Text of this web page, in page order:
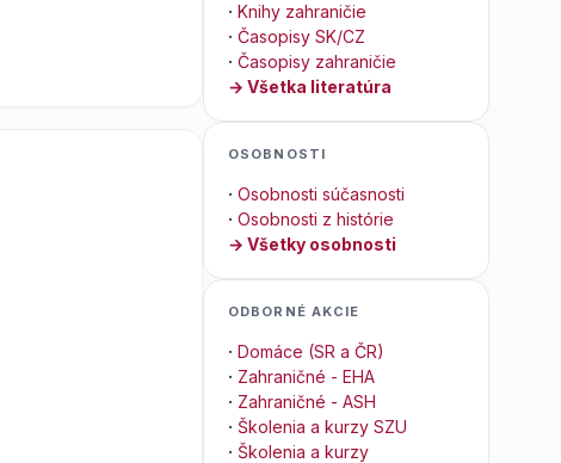
· Knihy zahraničie
· Časopisy SK/CZ
· Časopisy zahraničie
→ Všetka literatúra
OSOBNOSTI
· Osobnosti súčasnosti
· Osobnosti z histórie
→ Všetky osobnosti
ODBORNÉ AKCIE
· Domáce (SR a ČR)
· Zahraničné - EHA
· Zahraničné - ASH
· Školenia a kurzy SZU
· Školenia a kurzy